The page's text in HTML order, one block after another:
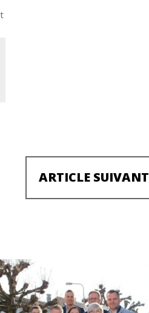
ARTICLE SUIVANT